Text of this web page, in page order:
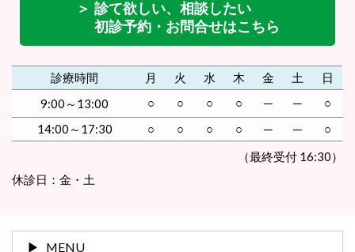
＞ 診て欲しい、相談したい
初診予約・お問合せはこちら
診療時間 月 火 水 木 金 土 日
9:00～13:00 ○ ○ ○ ○ ─ ─
○
14:00～17:30
○ ○ ○ ○ ─ ─
○
（最終受付 16:30）
休診日：金・土
MENU